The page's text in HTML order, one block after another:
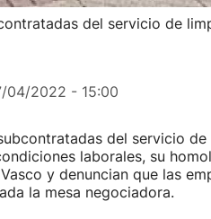
del servicio de
04/2022 - 15:00
del servicio
laborales, su
y denuncian que las
la mesa negociadora.